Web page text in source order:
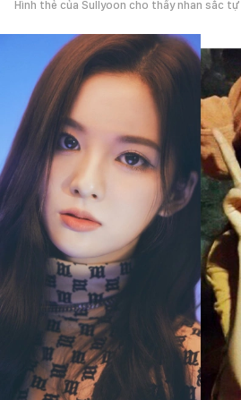
Hình thẻ của Sullyoon cho thấy nhan sắc